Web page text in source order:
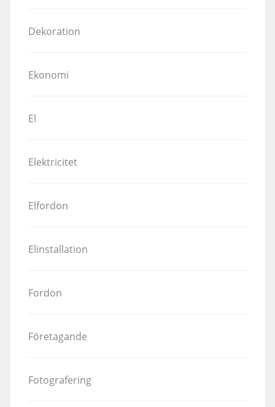
Dekoration
Ekonomi
El
Elektricitet
Elfordon
Elinstallation
Fordon
Företagande
Fotografering